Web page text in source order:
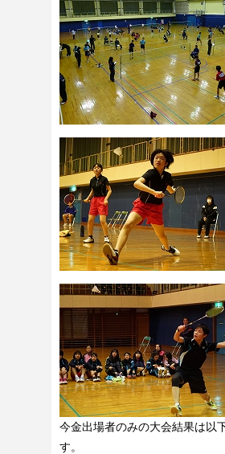
今金出場者のみの大会結果は以
す。